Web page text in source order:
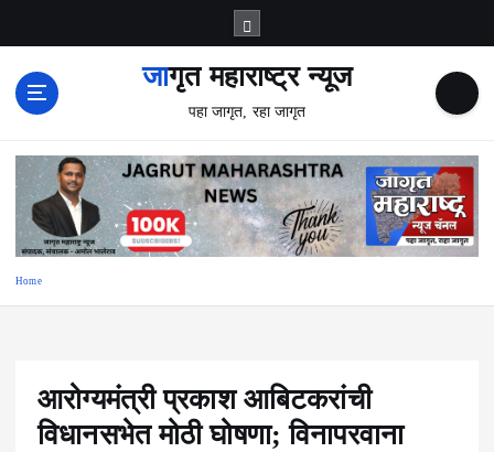
जागृत महाराष्ट्र न्यूज
पहा जागृत, रहा जागृत
Home
आरोग्यमंत्री प्रकाश आबिटकरांची
विधानसभेत मोठी घोषणा; विनापरवाना